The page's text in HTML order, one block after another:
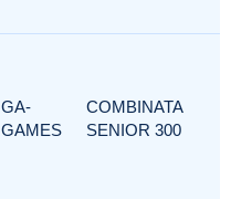
GA-
GAMES
COMBINATA
SENIOR 300